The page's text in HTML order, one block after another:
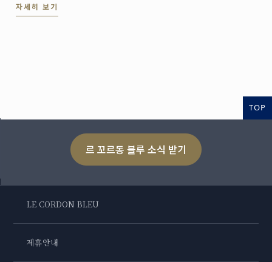
자세히 보기
TOP
르 꼬르동 블루 소식 받기
LE CORDON BLEU
제휴안내